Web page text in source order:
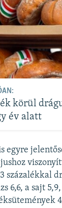
körül
év alatt
egyre
százalékkal
6,6, a sajt